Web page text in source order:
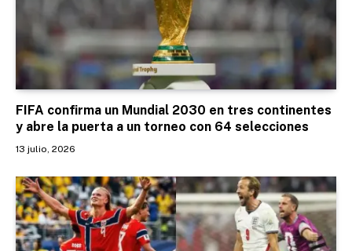
FIFA confirma un Mundial 2030 en tres continentes
y abre la puerta a un torneo con 64 selecciones
13 julio, 2026